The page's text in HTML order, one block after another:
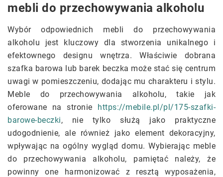
mebli do przechowywania alkoholu
Wybór odpowiednich mebli do przechowywania
alkoholu jest kluczowy dla stworzenia unikalnego i
efektownego designu wnętrza. Właściwie dobrana
szafka barowa lub barek beczka może stać się centrum
uwagi w pomieszczeniu, dodając mu charakteru i stylu.
Meble do przechowywania alkoholu, takie jak
oferowane na stronie https://mebile.pl/pl/175-szafki-
barowe-beczki, nie tylko służą jako praktyczne
udogodnienie, ale również jako element dekoracyjny,
wpływając na ogólny wygląd domu. Wybierając meble
do przechowywania alkoholu, pamiętać należy, że
powinny one harmonizować z resztą wyposażenia,